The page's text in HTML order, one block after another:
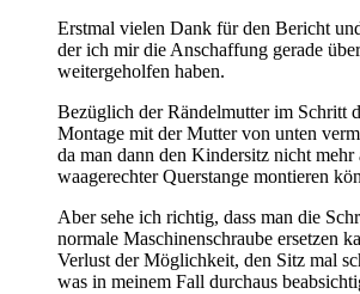
Erstmal vielen Dank für den Bericht
der ich mir die Anschaffung gerade
weitergeholfen haben.
Bezüglich der Rändelmutter im Schritt
Montage mit der Mutter von unten
da man dann den Kindersitz nicht
waagerechter Querstange montieren
Aber sehe ich richtig, dass man die
normale Maschinenschraube ersetzen
Verlust der Möglichkeit, den Sitz mal
was in meinem Fall durchaus